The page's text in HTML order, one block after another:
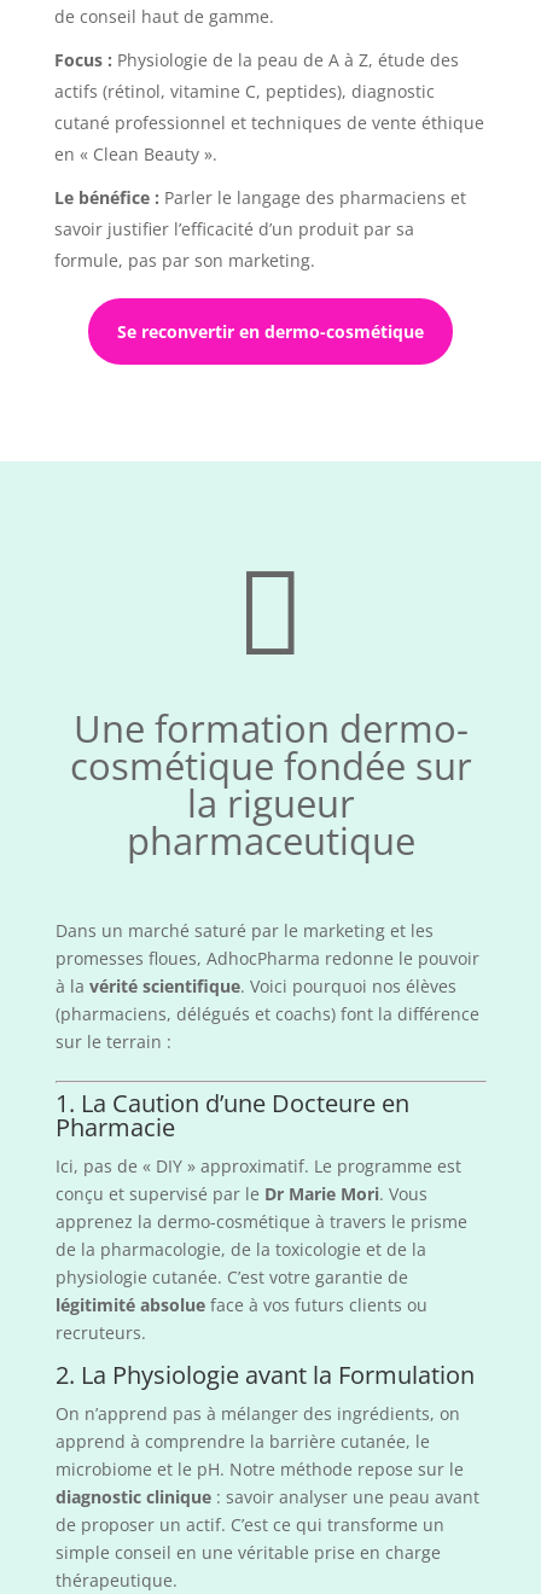
de conseil haut de gamme.
Focus : Physiologie de la peau de A à Z, étude des
actifs (rétinol, vitamine C, peptides), diagnostic
cutané professionnel et techniques de vente éthique
en « Clean Beauty ».
Le bénéfice : Parler le langage des pharmaciens et
savoir justifier l’efficacité d’un produit par sa
formule, pas par son marketing.
Se reconvertir en dermo-cosmétique

Une formation dermo-
cosmétique fondée sur
la rigueur
pharmaceutique
Dans un marché saturé par le marketing et les
promesses floues, AdhocPharma redonne le pouvoir
à la vérité scientifique. Voici pourquoi nos élèves
(pharmaciens, délégués et coachs) font la différence
sur le terrain :
1. La Caution d’une Docteure en
Pharmacie
Ici, pas de « DIY » approximatif. Le programme est
conçu et supervisé par le Dr Marie Mori. Vous
apprenez la dermo-cosmétique à travers le prisme
de la pharmacologie, de la toxicologie et de la
physiologie cutanée. C’est votre garantie de
légitimité absolueface à vos futurs clients ou
recruteurs.
2. La Physiologie avant la Formulation
On n’apprend pas à mélanger des ingrédients, on
apprend à comprendre la barrière cutanée, le
microbiome et le pH. Notre méthode repose sur le
diagnostic clinique: savoir analyser une peau avant
de proposer un actif. C’est ce qui transforme un
simple conseil en une véritable prise en charge
thérapeutique.